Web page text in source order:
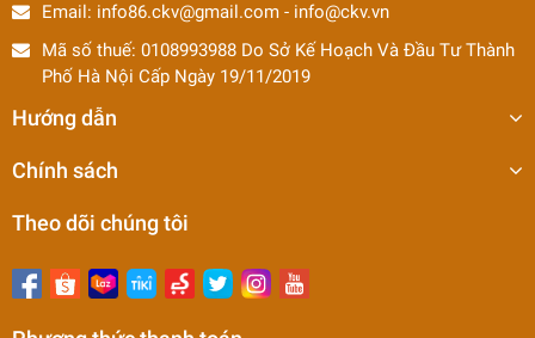
Email: info86.ckv@gmail.com - info@ckv.vn
Mã số thuế: 0108993988 Do Sở Kế Hoạch Và Đầu Tư Thành
Phố Hà Nội Cấp Ngày 19/11/2019
Hướng dẫn
Chính sách
Theo dõi chúng tôi